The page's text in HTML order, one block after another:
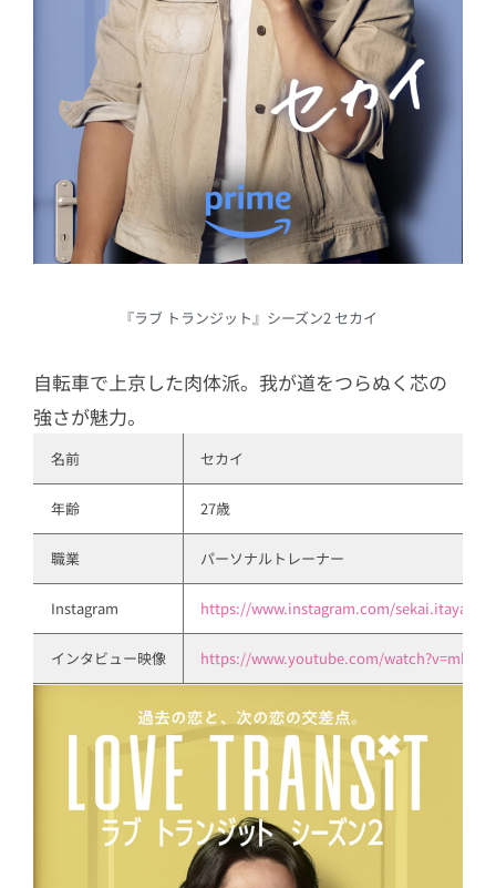
『ラブ トランジット』シーズン2 セカイ
自転車で上京した肉体派。我が道をつらぬく芯の
強さが魅力。
名前 セカイ
年齢 27歳
職業 パーソナルトレーナー
Instagram https://www.instagram.com/sekai.itayama/
インタビュー映像 https://www.youtube.com/